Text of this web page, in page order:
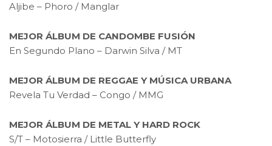
Aljibe – Phoro / Manglar
MEJOR ÁLBUM DE CANDOMBE FUSIÓN
En Segundo Plano – Darwin Silva / MT
MEJOR ÁLBUM DE REGGAE Y MÚSICA URBANA
Revela Tu Verdad – Congo / MMG
MEJOR ÁLBUM DE METAL Y HARD ROCK
S/T – Motosierra / Little Butterfly